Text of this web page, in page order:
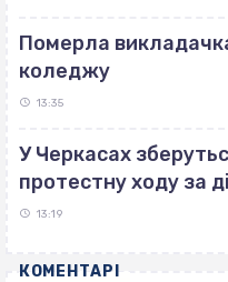
Померла
коледжу
13:35
У Черкасах
протестну ходу за
13:19
КОМЕНТАРІ